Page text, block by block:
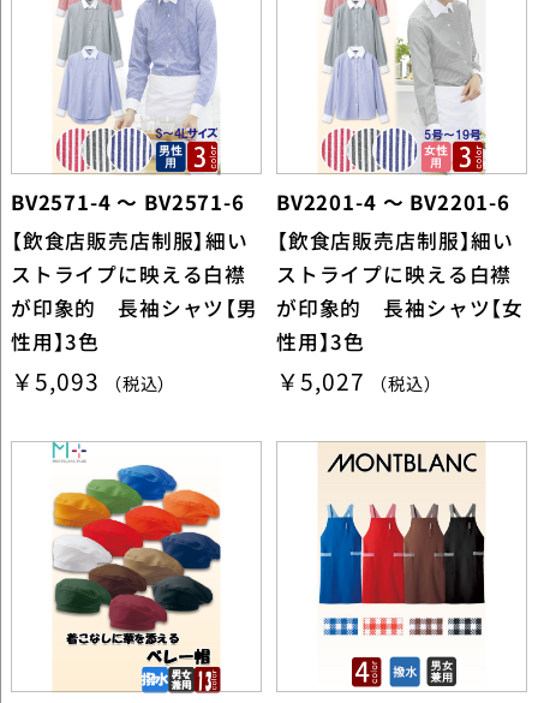
BV2571-4 ～ BV2571-6
【飲食店販売店制服】細い
ストライプに映える白襟
が印象的 長袖シャツ【男
性用】3色
￥5,093 （税込）
BV2201-4 ～ BV2201-6
【飲食店販売店制服】細い
ストライプに映える白襟
が印象的 長袖シャツ【女
性用】3色
￥5,027 （税込）